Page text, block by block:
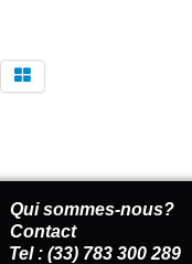
Qui sommes-nous?
Contact
Tel : (33) 783 300 289